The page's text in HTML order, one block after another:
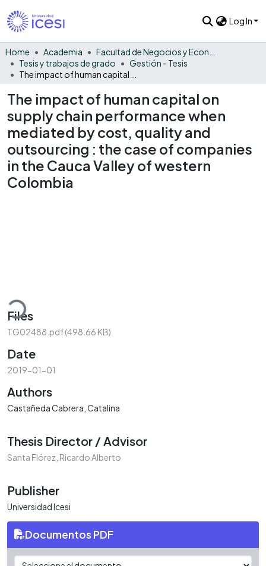
Log In
Home Academia
Tesis y trabajos de grado
Gestión - Tesis
The impact of human capital on
supply chain performance when
mediated by cost, quality and
outsourcing : the case of companies
in the Cauca Valley of western
Colombia
Files
TG02488.pdf(498.66 KB)
Date
2019-01-01
Authors
Castañeda Cabrera, Catalina
Thesis Director / Advisor
Santa Flórez, Ricardo Alberto
Publisher
Universidad Icesi
Documentos PDF